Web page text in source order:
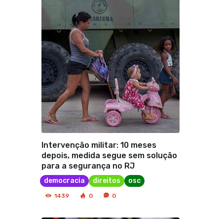
Intervenção militar: 10 meses
depois, medida segue sem solução
para a segurança no RJ
democracia direitos osc
1439 0 0